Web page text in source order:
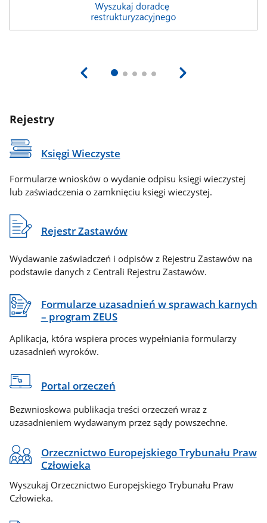
Rejestry
Księgi Wieczyste
Formularze wniosków o wydanie odpisu księgi wieczystej
lub zaświadczenia o zamknięciu księgi wieczystej.
Rejestr Zastawów
Wydawanie zaświadczeń i odpisów z Rejestru Zastawów na
podstawie danych z Centrali Rejestru Zastawów.
Formularze uzasadnień w sprawach karnych
– program ZEUS
Aplikacja, która wspiera proces wypełniania formularzy
uzasadnień wyroków.
Portal orzeczeń
Bezwnioskowa publikacja treści orzeczeń wraz z
uzasadnieniem wydawanym przez sądy powszechne.
Orzecznictwo Europejskiego Trybunału Praw
Człowieka
Wyszukaj Orzecznictwo Europejskiego Trybunału Praw
Człowieka.